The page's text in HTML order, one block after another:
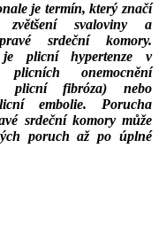
je termín, který značí
zvětšení svaloviny a
srdeční komory.
plicní hypertenze v
plicních onemocnění
plicní fibróza) nebo
embolie. Porucha
srdeční komory může
poruch až po úplné